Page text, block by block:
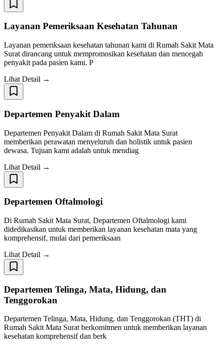
Layanan Pemeriksaan Kesehatan Tahunan
Layanan pemeriksaan kesehatan tahunan kami di Rumah Sakit Mata
Surat dirancang untuk mempromosikan kesehatan dan mencegah
penyakit pada pasien kami. P
Lihat Detail →
Departemen Penyakit Dalam
Departemen Penyakit Dalam di Rumah Sakit Mata Surat
memberikan perawatan menyeluruh dan holistik untuk pasien
dewasa. Tujuan kami adalah untuk mendiag
Lihat Detail →
Departemen Oftalmologi
Di Rumah Sakit Mata Surat, Departemen Oftalmologi kami
didedikasikan untuk memberikan layanan kesehatan mata yang
komprehensif, mulai dari pemeriksaan
Lihat Detail →
Departemen Telinga, Mata, Hidung, dan
Tenggorokan
Departemen Telinga, Mata, Hidung, dan Tenggorokan (THT) di
Rumah Sakit Mata Surat berkomitmen untuk memberikan layanan
kesehatan komprehensif dan berk